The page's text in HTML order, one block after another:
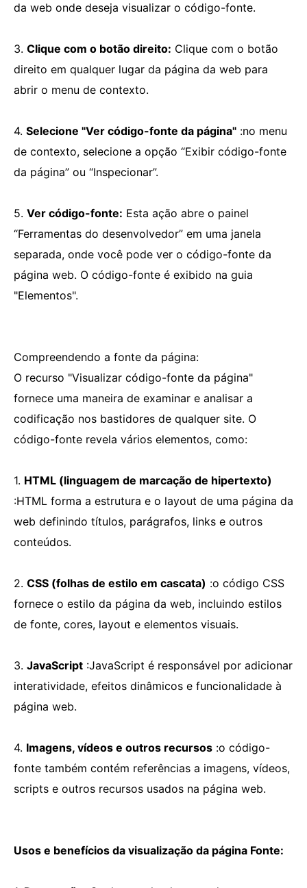
da web onde deseja visualizar o código-fonte.
3. Clique com o botão direito: Clique com o botão
direito em qualquer lugar da página da web para
abrir o menu de contexto.
4. Selecione "Ver código-fonte da página" :no menu
de contexto, selecione a opção “Exibir código-fonte
da página” ou “Inspecionar”.
5. Ver código-fonte: Esta ação abre o painel
“Ferramentas do desenvolvedor” em uma janela
separada, onde você pode ver o código-fonte da
página web. O código-fonte é exibido na guia
"Elementos".
Compreendendo a fonte da página:
O recurso "Visualizar código-fonte da página"
fornece uma maneira de examinar e analisar a
codificação nos bastidores de qualquer site. O
código-fonte revela vários elementos, como:
1. HTML (linguagem de marcação de hipertexto)
:HTML forma a estrutura e o layout de uma página da
web definindo títulos, parágrafos, links e outros
conteúdos.
2. CSS (folhas de estilo em cascata) :o código CSS
fornece o estilo da página da web, incluindo estilos
de fonte, cores, layout e elementos visuais.
3. JavaScript :JavaScript é responsável por adicionar
interatividade, efeitos dinâmicos e funcionalidade à
página web.
4. Imagens, vídeos e outros recursos :o código-
fonte também contém referências a imagens, vídeos,
scripts e outros recursos usados ​​na página web.
Usos e benefícios da visualização da página Fonte: